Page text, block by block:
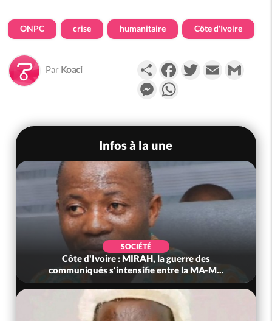
ONPC crise humanitaire Côte d'Ivoire
Par Koaci PartagerFacebookTwitterEmail
Messenger
Infos à la une
SOCIÉTÉ
Côte d'Ivoire : MIRAH, la guerre des
communiqués s'intensifie entre la MA-M...